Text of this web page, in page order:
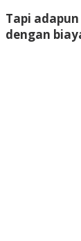
Tapi
dengan